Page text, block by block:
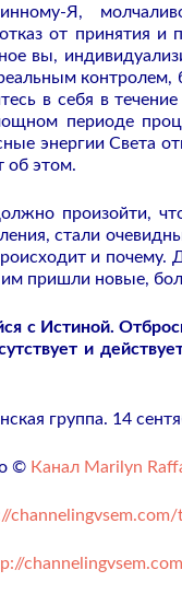
Я,
от принятия
вы,
в себя в
периоде
энергии Света
об этом.
произойти,
стали
и
пришли новые,
с Истиной.
и
группа. 14
© Канал Marilyn
channelingvsem.com